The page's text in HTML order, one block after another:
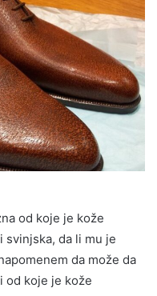
od koje je kože
svinjska, da li mu je
da može da
od koje je kože